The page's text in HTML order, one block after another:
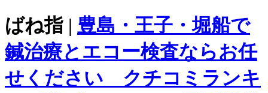
ばね指 | 豊島・王子・堀船で
鍼治療とエコー検査ならお任
せください クチコミランキ